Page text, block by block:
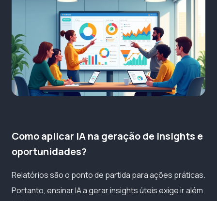
Como aplicar IA na geração de insights e
oportunidades?
Relatórios são o ponto de partida para ações práticas.
Portanto, ensinar IA a gerar insights úteis exige ir além